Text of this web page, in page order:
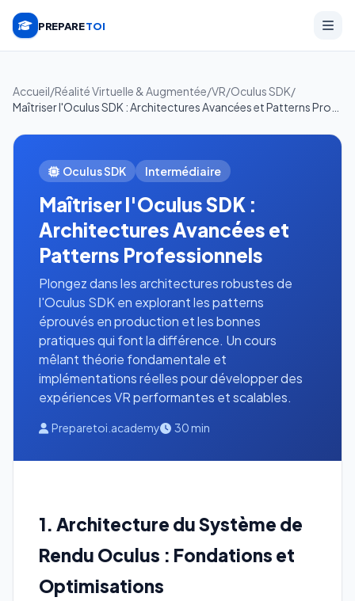
PREPARETOI
Accueil/Réalité Virtuelle & Augmentée/VR/Oculus SDK/
Oculus SDK Intermédiaire
Maîtriser l'Oculus SDK :
Architectures Avancées et
Patterns Professionnels
Plongez dans les architectures robustes de
l'Oculus SDK en explorant les patterns
éprouvés en production et les bonnes
pratiques qui font la différence. Un cours
mêlant théorie fondamentale et
implémentations réelles pour développer des
expériences VR performantes et scalables.
Preparetoi.academy 30 min
1. Architecture du Système de
Rendu Oculus : Fondations et
Optimisations